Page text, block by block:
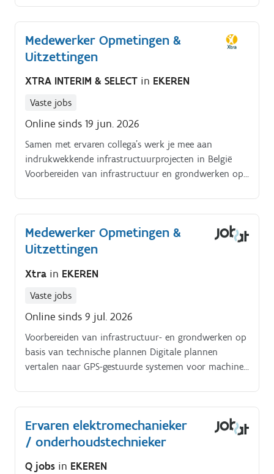
administratie en stage) voor een volledig schooljaar
Medewerker Opmetingen &
Uitzettingen
XTRA INTERIM & SELECT in EKEREN
Vaste jobs
Online sinds 19 jun. 2026
Samen met ervaren collega’s werk je mee aan
indrukwekkende infrastructuurprojecten in België
Voorbereiden van infrastructuur en grondwerken op
op de werf.
Medewerker Opmetingen &
Uitzettingen
Xtra in EKEREN
Vaste jobs
Online sinds 9 jul. 2026
Voorbereiden van infrastructuur- en grondwerken op
basis van technische plannen Digitale plannen
vertalen naar GPS-gestuurde systemen voor machines
hoogtes op locatie Controle en opvolging van
werkzaamheden tijdens de uitvoeringsfase Praktische
ondersteuning bieden aan ploegen en werfleiding op
het terrein Inmeten en verwerken van gerealiseerde
dossiers opstellen Opmaak van plaatsbeschrijvingen
Ervaren elektromechanieker
/ onderhoudstechnieker
Q jobs in EKEREN